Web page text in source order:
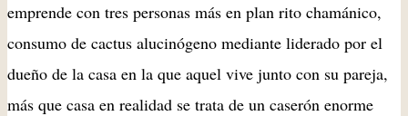
emprende con tres personas más en plan rito chamánico,
consumo de cactus alucinógeno mediante liderado por el
dueño de la casa en la que aquel vive junto con su pareja,
más que casa en realidad se trata de un caserón enorme